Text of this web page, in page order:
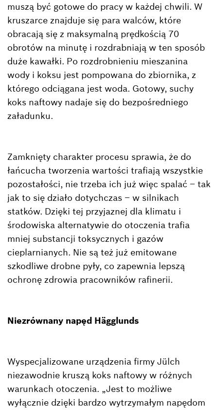
muszą być gotowe do pracy w każdej chwili. W
kruszarce znajduje się para walców, które
obracają się z maksymalną prędkością 70
obrotów na minutę i rozdrabniają w ten sposób
duże kawałki. Po rozdrobnieniu mieszanina
wody i koksu jest pompowana do zbiornika, z
którego odciągana jest woda. Gotowy, suchy
koks naftowy nadaje się do bezpośredniego
załadunku.
Zamknięty charakter procesu sprawia, że do
łańcucha tworzenia wartości trafiają wszystkie
pozostałości, nie trzeba ich już więc spalać – tak
jak to się działo dotychczas – w silnikach
statków. Dzięki tej przyjaznej dla klimatu i
środowiska alternatywie do otoczenia trafia
mniej substancji toksycznych i gazów
cieplarnianych. Nie są też już emitowane
szkodliwe drobne pyły, co zapewnia lepszą
ochronę zdrowia pracowników rafinerii.
Niezrównany napęd Hägglunds
Wyspecjalizowane urządzenia firmy Jülch
niezawodnie kruszą koks naftowy w różnych
warunkach otoczenia. „Jest to możliwe
wyłącznie dzięki bardzo wytrzymałym napędom